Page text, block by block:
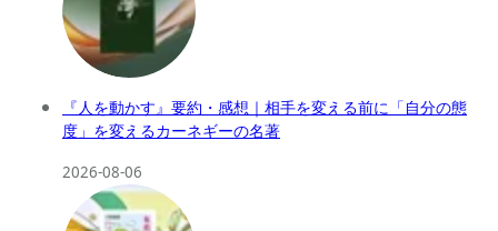
『人を動かす』要約・感想｜相手を変える前に「自分の態
度」を変えるカーネギーの名著
2026-08-06